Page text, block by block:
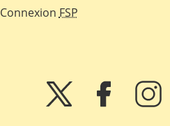
Connexion FSP